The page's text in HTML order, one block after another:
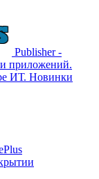
Publisher -
приложений.
ИТ. Новинки